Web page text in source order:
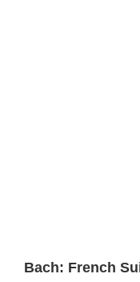
Bach: French